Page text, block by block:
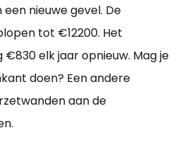
nieuwe gevel. De
tot €12200. Het
elk jaar opnieuw. Mag je
doen? Een andere
aan de